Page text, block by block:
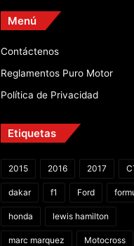
Menú
Contáctenos
Reglamentos Puro Motor
Política de Privacidad
Etiquetas
2015 2016 2017
dakar f1 Ford
honda lewis hamilton
marc marquez Motocross